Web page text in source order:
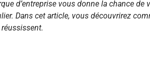
d’entreprise vous donne la chance de
Dans cet article, vous découvrirez